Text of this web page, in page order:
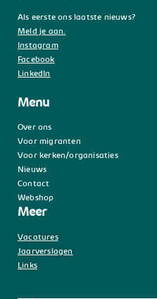
Als eerste ons laatste nieuws?
Meld je aan.
Instagram
Facebook
LinkedIn
Menu
Over ons
Voor migranten
Voor kerken/organisaties
Nieuws
Contact
Webshop
Meer
Vacatures
Jaarverslagen
Links